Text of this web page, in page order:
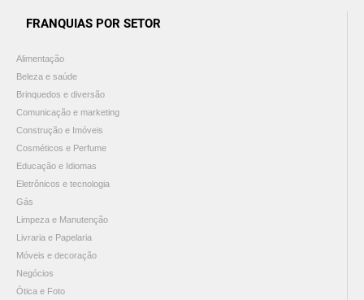
FRANQUIAS POR SETOR
Alimentação
Beleza e saúde
Brinquedos e diversão
Comunicação e marketing
Construção e Imóveis
Cosméticos e Perfume
Educação e Idiomas
Eletrônicos e tecnologia
Gás
Limpeza e Manutenção
Livraria e Papelaria
Móveis e decoração
Negócios
Ótica e Foto